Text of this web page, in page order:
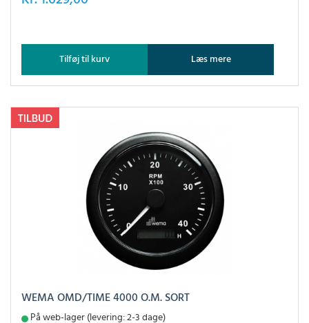
Tilføj til kurv Læs mere
WEMA OMD/TIME 4000 O.M. SORT
På web-lager (levering: 2-3 dage)